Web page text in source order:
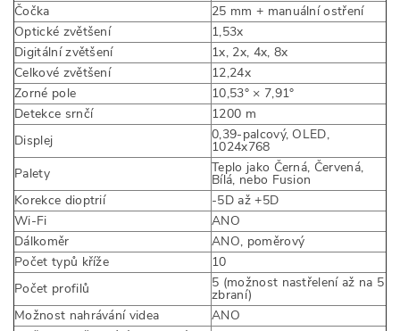
Čočka
25 mm + manuální ostření
Optické zvětšení
1,53x
Digitální zvětšení
1x, 2x, 4x, 8x
Celkové zvětšení
12,24x
Zorné pole
10,53° × 7,91°
Detekce srnčí
1200 m
Displej
0,39-palcový, OLED,
1024x768
Palety
Teplo jako Černá, Červená,
Bílá, nebo Fusion
Korekce dioptrií
-5D až +5D
Wi-Fi
ANO
Dálkoměr
ANO, poměrový
Počet typů kříže
10
Počet profilů
5 (možnost nastřelení až na 5
zbraní)
Možnost nahrávání videa
ANO